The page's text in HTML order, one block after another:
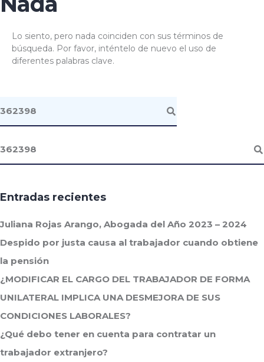
Lo siento, pero nada coinciden con sus términos de
búsqueda. Por favor, inténtelo de nuevo el uso de
diferentes palabras clave.
Entradas recientes
Juliana Rojas Arango, Abogada del Año 2023 – 2024
Despido por justa causa al trabajador cuando obtiene
la pensión
¿MODIFICAR EL CARGO DEL TRABAJADOR DE FORMA
UNILATERAL IMPLICA UNA DESMEJORA DE SUS
CONDICIONES LABORALES?
¿Qué debo tener en cuenta para contratar un
trabajador extranjero?